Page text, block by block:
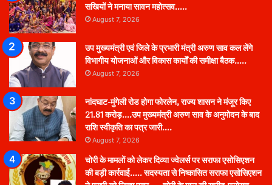
सखियों ने मनाया सावन महोत्सव…..
August 7, 2026
उप मुख्यमंत्री एवं जिले के प्रभारी मंत्री अरुण साव कल लेंगे
विभागीय योजनाओं और विकास कार्यों की समीक्षा बैठक…..
August 7, 2026
नांदघाट-मुंगेली रोड होगा फोरलेन, राज्य शासन ने मंजूर किए
21.81 करोड़….उप मुख्यमंत्री अरुण साव के अनुमोदन के बाद
राशि स्वीकृति का पत्र जारी….
August 7, 2026
चोरी के मामलों को लेकर दिव्या ज्वेलर्स पर सराफा एसोसिएशन
की बड़ी कार्रवाई….. सदस्यता से निष्कासित सराफा एसोसिएशन